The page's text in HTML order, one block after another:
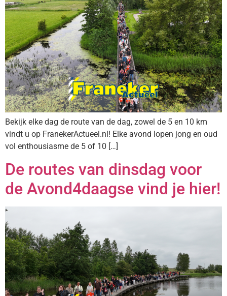
Bekijk elke dag de route van de dag, zowel de 5 en 10 km
vindt u op FranekerActueel.nl! Elke avond lopen jong en oud
vol enthousiasme de 5 of 10 […]
De routes van dinsdag voor
de Avond4daagse vind je hier!